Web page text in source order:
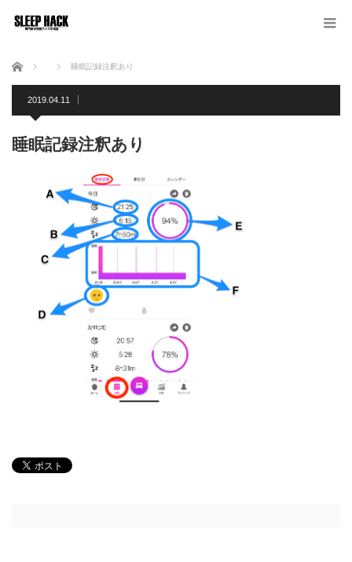
ホーム 睡眠記録注釈あり
2019.04.11
睡眠記録注釈あり